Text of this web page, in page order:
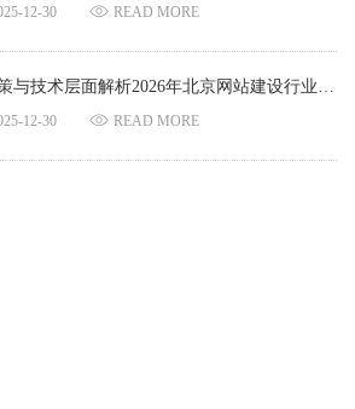
12-30 READ MORE
从政策与技术层面解析2026年北京网站建设行业前景格局
12-30 READ MORE